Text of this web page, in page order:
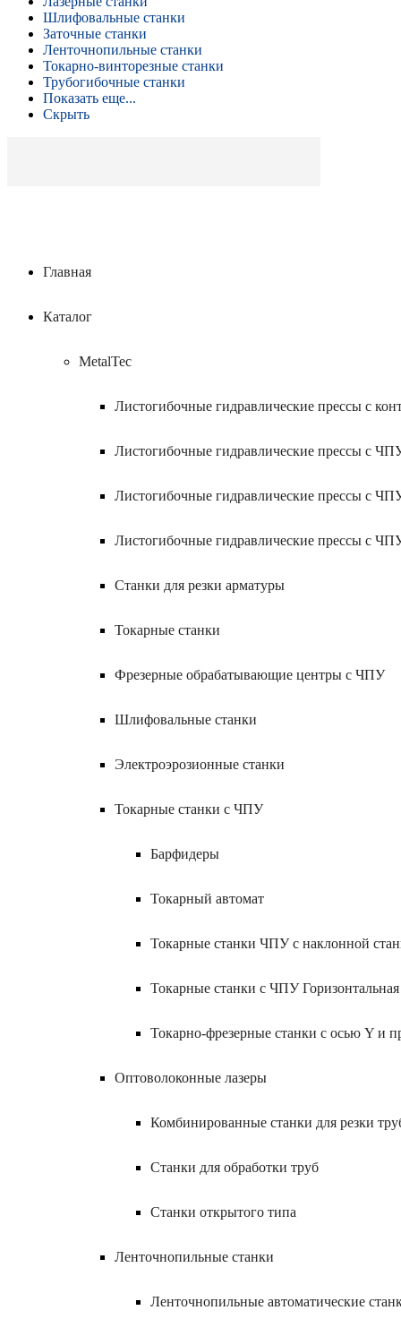
Шлифовальные станки
Заточные станки
Ленточнопильные станки
Токарно-винторезные станки
Трубогибочные станки
Показать еще...
Скрыть
Главная
Каталог
MetalTec
Листогибочные гидравлические прессы с
Листогибочные гидравлические прессы с
Листогибочные гидравлические прессы с
Листогибочные гидравлические прессы с
Станки для резки арматуры
Токарные станки
Фрезерные обрабатывающие центры с ЧПУ
Шлифовальные станки
Электроэрозионные станки
Токарные станки с ЧПУ
Барфидеры
Токарный автомат
Токарные станки ЧПУ c наклонной
Токарные станки с ЧПУ
Токарно-фрезерные станки с осью Y и
Оптоволоконные лазеры
Комбинированные станки для резки
Станки для обработки труб
Станки открытого типа
Ленточнопильные станки
Ленточнопильные автоматические